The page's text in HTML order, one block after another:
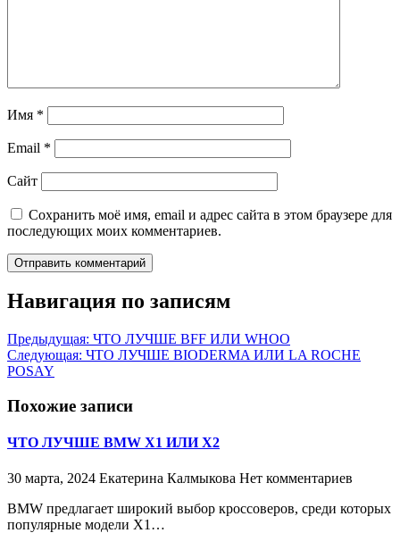
Имя *
Email *
Сайт
Сохранить моё имя, email и адрес сайта в этом браузере для
последующих моих комментариев.
Навигация по записям
Предыдущая: ЧТО ЛУЧШЕ BFF ИЛИ WHOO
Следующая: ЧТО ЛУЧШЕ BIODERMA ИЛИ LA ROCHE
POSAY
Похожие записи
ЧТО ЛУЧШЕ BMW X1 ИЛИ X2
30 марта, 2024 Екатерина Калмыкова Нет комментариев
BMW предлагает широкий выбор кроссоверов, среди которых
популярные модели X1…